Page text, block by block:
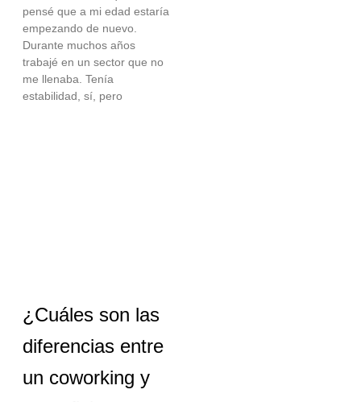
pensé que a mi edad estaría
empezando de nuevo.
Durante muchos años
trabajé en un sector que no
me llenaba. Tenía
estabilidad, sí, pero
¿Cuáles son las
diferencias entre
un coworking y